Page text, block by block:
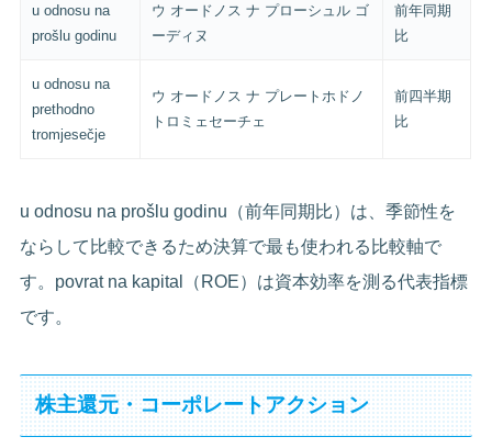
u odnosu na
prošlu godinu
ウ オードノス ナ プローシュル ゴ
ーディヌ
前年同期
比
u odnosu na
prethodno
tromjesečje
ウ オードノス ナ プレートホドノ
トロミェセーチェ
前四半期
比
u odnosu na prošlu godinu（前年同期比）は、季節性を
ならして比較できるため決算で最も使われる比較軸で
す。povrat na kapital（ROE）は資本効率を測る代表指標
です。
株主還元・コーポレートアクション